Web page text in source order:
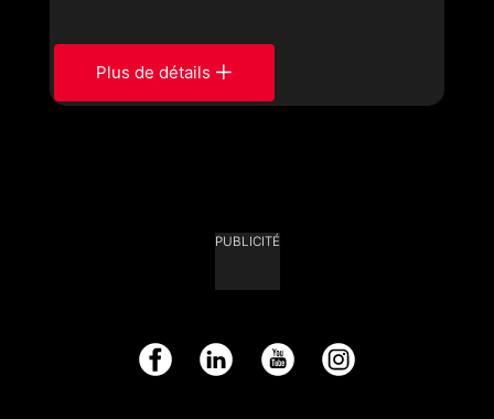
Plus de détails
PUBLICITÉ
Facebook LinkedIn YouTube Instagram